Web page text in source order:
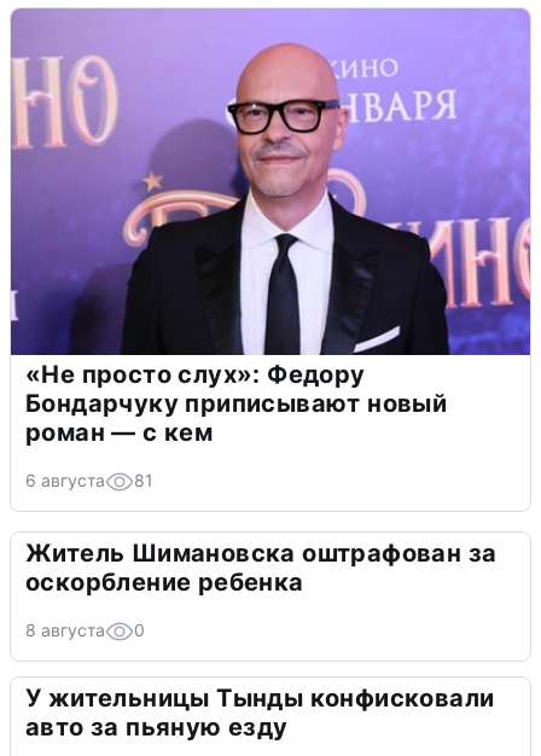
«Не просто слух»: Федору
Бондарчуку приписывают новый
роман — с кем
6 августа 81
Житель Шимановска оштрафован за
оскорбление ребенка
8 августа 0
У жительницы Тынды конфисковали
авто за пьяную езду